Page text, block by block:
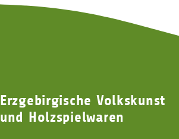
Erzgebirgische Volkskunst
und Holzspielwaren